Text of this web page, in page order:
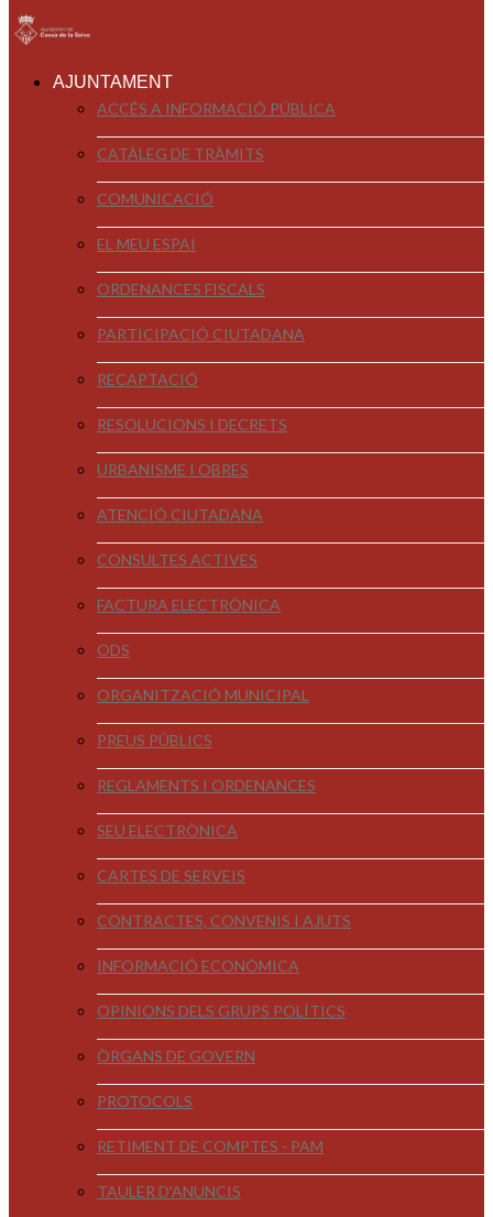
AJUNTAMENT
ACCÉS A INFORMACIÓ PÚBLICA
CATÀLEG DE TRÀMITS
COMUNICACIÓ
EL MEU ESPAI
ORDENANCES FISCALS
PARTICIPACIÓ CIUTADANA
RECAPTACIÓ
RESOLUCIONS I DECRETS
URBANISME I OBRES
ATENCIÓ CIUTADANA
CONSULTES ACTIVES
FACTURA ELECTRÒNICA
ODS
ORGANITZACIÓ MUNICIPAL
PREUS PÚBLICS
REGLAMENTS I ORDENANCES
SEU ELECTRÒNICA
CARTES DE SERVEIS
CONTRACTES, CONVENIS I AJUTS
INFORMACIÓ ECONÒMICA
OPINIONS DELS GRUPS POLÍTICS
ÒRGANS DE GOVERN
PROTOCOLS
RETIMENT DE COMPTES - PAM
TAULER D'ANUNCIS